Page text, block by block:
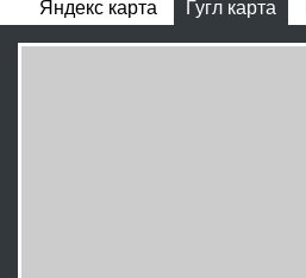
Яндекс карта Гугл карта